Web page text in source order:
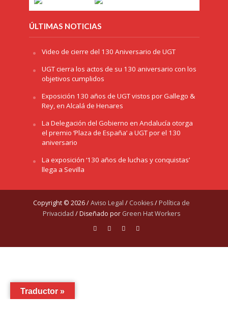
ÚLTIMAS NOTICIAS
Video de cierre del 130 Aniversario de UGT
UGT cierra los actos de su 130 aniversario con los
objetivos cumplidos
Exposición 130 años de UGT vistos por Gallego &
Rey, en Alcalá de Henares
La Delegación del Gobierno en Andalucía otorga
el premio ‘Plaza de España’ a UGT por el 130
aniversario
La exposición ‘130 años de luchas y conquistas’
llega a Sevilla
Copyright © 2026 /Aviso Legal / Cookies/ Política de
Privacidad / Diseñado por Green Hat Workers
Traductor »